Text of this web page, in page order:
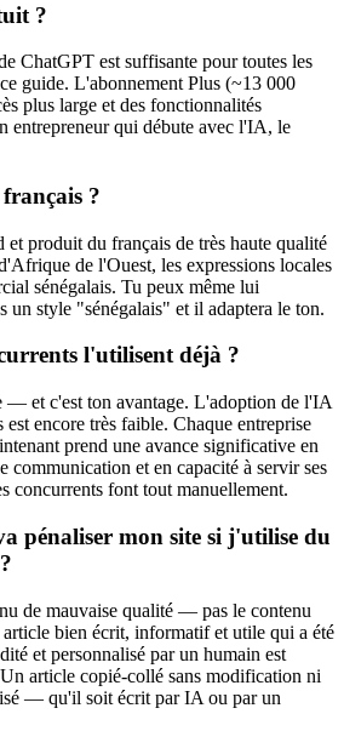
?
ChatGPT est suffisante pour toutes les
guide. L'abonnement Plus (~13 000
plus large et des fonctionnalités
entrepreneur qui débute avec l'IA, le
?
produit du français de très haute qualité
de l'Ouest, les expressions locales
sénégalais. Tu peux même lui
un style "sénégalais" et il adaptera le ton.
l'utilisent déjà ?
— et c'est ton avantage. L'adoption de l'IA
est encore très faible. Chaque entreprise
prend une avance significative en
communication et en capacité à servir ses
concurrents font tout manuellement.
pénaliser mon site si j'utilise du
de mauvaise qualité — pas le contenu
bien écrit, informatif et utile qui a été
et personnalisé par un humain est
article copié-collé sans modification ni
— qu'il soit écrit par IA ou par un